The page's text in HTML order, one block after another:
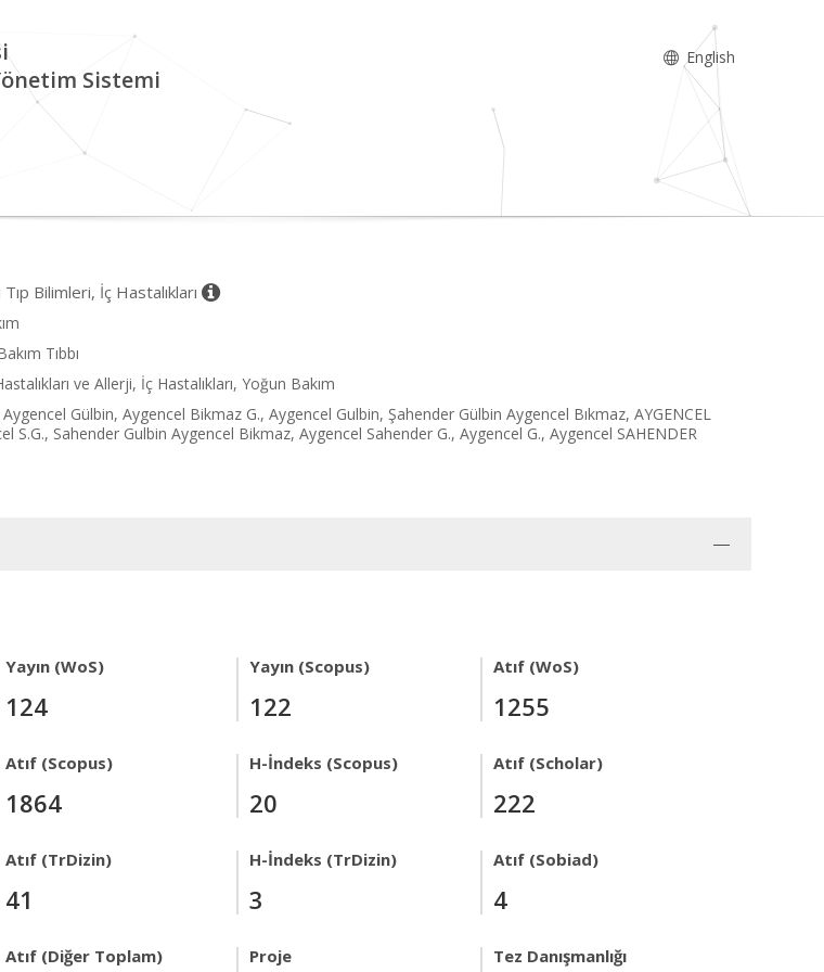
Sistemi
English
Bilimleri, İç Hastalıkları
Tıbbı
ve Allerji, İç Hastalıkları, Yoğun Bakım
Gülbin, Aygencel Bikmaz G., Aygencel Gulbin, Şahender Gülbin Aygencel Bıkmaz, AYGENCEL
S.G., Sahender Gulbin Aygencel Bikmaz, Aygencel Sahender G., Aygencel G., Aygencel SAHENDER
Yayın (WoS)
124
Yayın (Scopus)
122
Atıf (WoS)
1255
Atıf (Scopus)
1864
H-İndeks (Scopus)
20
Atıf (Scholar)
222
Atıf (TrDizin)
41
H-İndeks (TrDizin)
3
Atıf (Sobiad)
4
Atıf (Diğer Toplam) Proje Tez Danışmanlığı